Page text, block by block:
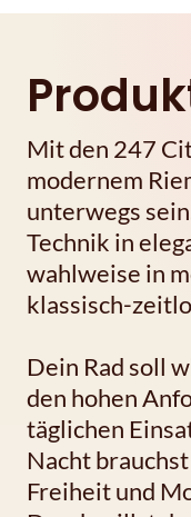
Mit den 247
modernem
unterwegs
Technik in
wahlweise in
klassisch-
Dein Rad soll
den hohen
täglichen
Nacht
Freiheit und